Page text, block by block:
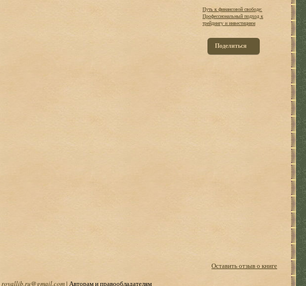
Путь к финансовой свободе:
Профессиональный подход к
трейдингу и инвестициям
Поделиться
Оставить отзыв о книге
royallib.ru@gmail.com| Авторам и правообладателям